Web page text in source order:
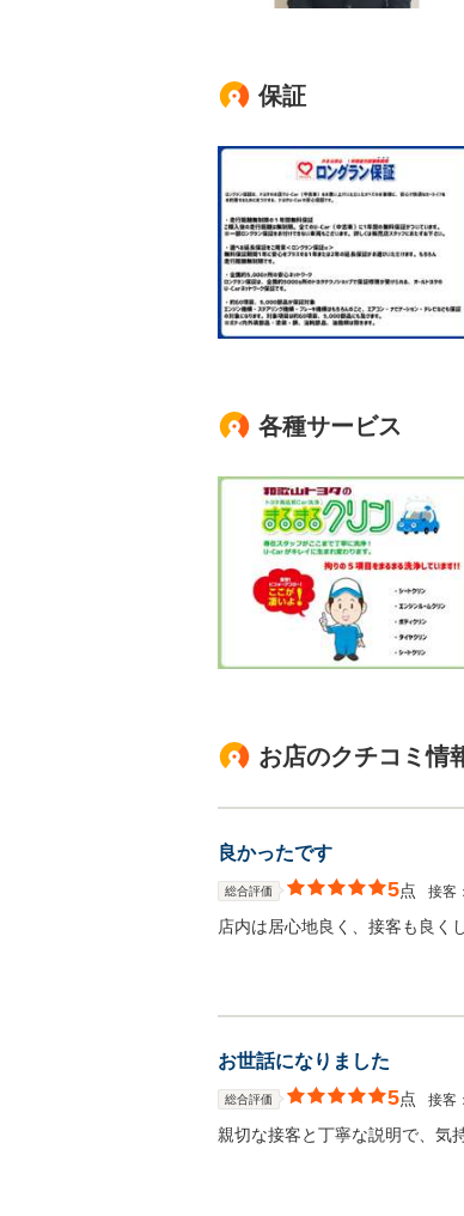
保証
各種サービス
お店のクチコミ情
良かったです
総合評価 5点 接客：
店内は居心地良く、接客も良く
お世話になりました
総合評価 5点 接客：
親切な接客と丁寧な説明で、気